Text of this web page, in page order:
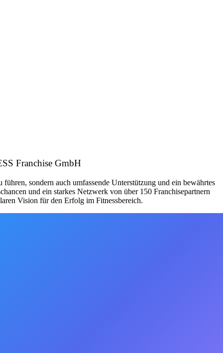
Franchise GmbH
sondern auch umfassende Unterstützung und ein bewährtes
und ein starkes Netzwerk von über 150 Franchisepartnern
Vision für den Erfolg im Fitnessbereich.